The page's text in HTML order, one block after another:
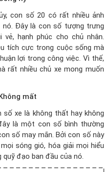
con số 20 có rất nhiều ảnh
nó. Đây là con số tượng trưng
hạnh phúc cho chủ nhân.
tích cực trong cuộc sống mà
lợi trong công việc. Vì thế,
rất nhiều chủ xe mong muốn
mất
xe là không thất hay không
là một con số bình thường
số may mắn. Bởi con số này
sóng gió, hóa giải mọi hiểu
đạo ban đầu của nó.